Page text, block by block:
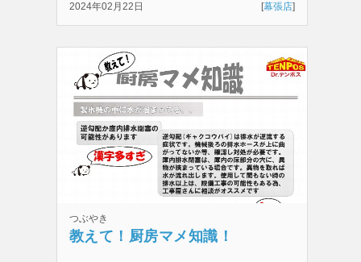
2024年02月22日 [幕張店]
つぶやき
教えて！厨房マメ知識！